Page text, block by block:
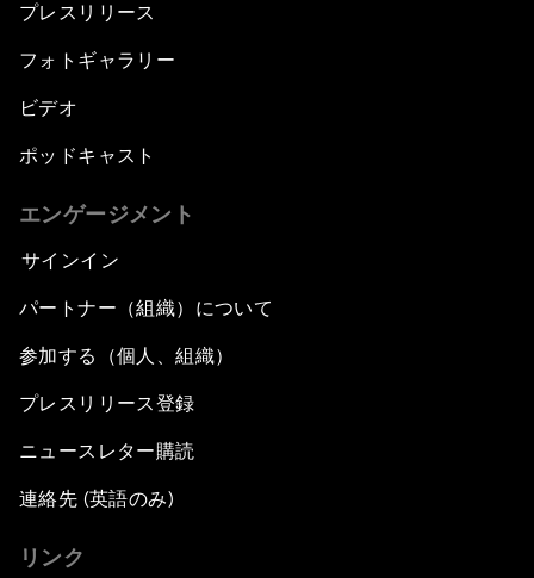
プレスリリース
フォトギャラリー
ビデオ
ポッドキャスト
エンゲージメント
サインイン
パートナー（組織）について
参加する（個人、組織）
プレスリリース登録
ニュースレター購読
連絡先 (英語のみ)
リンク